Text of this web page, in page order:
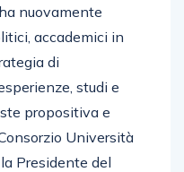
nuovamente
accademici in
di
studi e
propositiva e
Università
Presidente del